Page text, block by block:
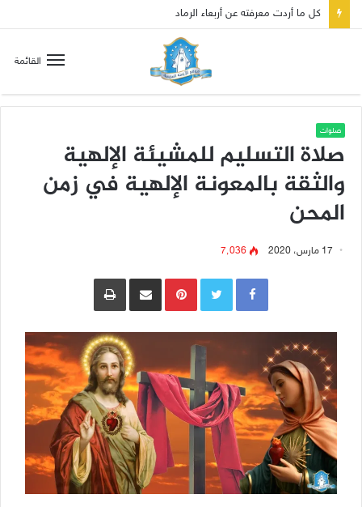
كل ما أردت معرفته عن أربعاء الرماد
القائمة
صلوات
صلاة التسليم للمشيئة الإلهية
والثقة بالمعونة الإلهية في زمن
المحن
17 مارس، 2020 7٬036
Pinterestمشاركة عبر البريد طباعة